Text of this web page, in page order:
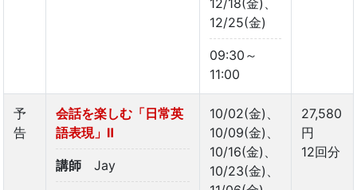
12/25(金)
09:30～
11:00
予
告
会話を楽しむ「日常英
語表現」Ⅱ
講師 Jay
10/02(金)、
10/09(金)、
10/16(金)、
10/23(金)、
27,580
円
12回分